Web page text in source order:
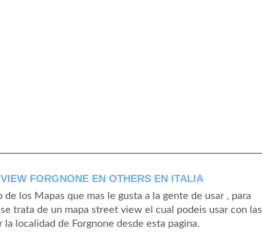
FORGNONE EN OTHERS EN ITALIA
de los Mapas que mas le gusta a la gente de usar , para
trata de un mapa street view el cual podeis usar con las
localidad de Forgnone desde esta pagina.